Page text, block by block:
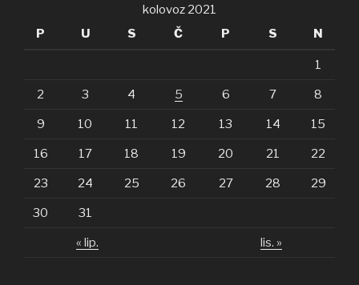
kolovoz 2021
P
U S Č P S N
« lip. lis. »
1
2 3 4 5 6 7 8
9 10 11 12 13 14 15
16 17 18 19 20 21 22
23 24 25 26 27 28 29
30 31